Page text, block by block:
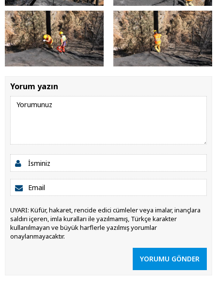
Yorum yazın
UYARI: Küfür, hakaret, rencide edici cümleler veya imalar, inançlara
saldırı içeren, imla kuralları ile yazılmamış, Türkçe karakter
kullanılmayan ve büyük harflerle yazılmış yorumlar
onaylanmayacaktır.
YORUMU GÖNDER